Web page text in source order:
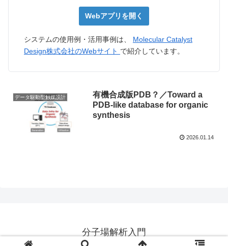
Webアプリを開く
システムの使用例・活用事例は、 Molecular Catalyst
Design株式会社のWebサイト で紹介しています。
データ駆動型触媒設計
有機合成版PDB？／Toward a
PDB-like database for organic
synthesis
2026.01.14
分子場解析入門